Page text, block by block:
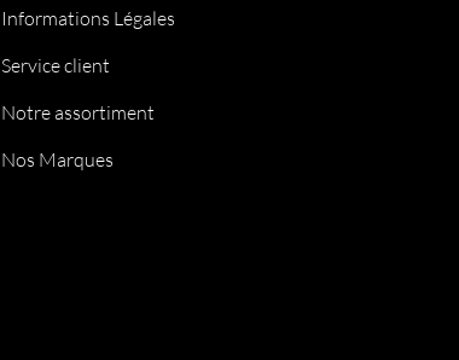
Informations Légales
Service client
Notre assortiment
Nos Marques